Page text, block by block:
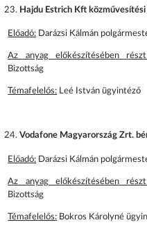
Hajdu Estrich Kft
Előadó: Darázsi Kálmán
Az anyag előkészítésében
Bizottság
Témafelelős: Leé István ügyintéző
Vodafone Magyarország Zrt.
Előadó: Darázsi Kálmán
Az anyag előkészítésében
Bizottság
Témafelelős: Bokros Károlyné